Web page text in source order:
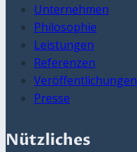
Unternehmen
Philosophie
Leistungen
Referenzen
Veröffentlichungen
Presse
Nützliches